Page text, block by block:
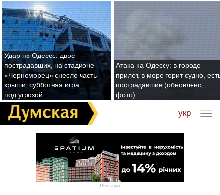
Удар по Одессе: двое
пострадавших, на стадионе
«Черноморец» снесло часть
крыши, субботняя игра
под угрозой
Атака на Одессу: в городе
прилет, в море горит судно,
пострадавшие (обновлено,
фото)
укр
Реклама